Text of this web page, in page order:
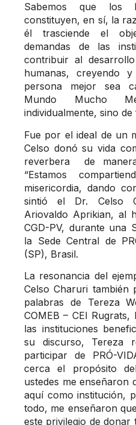
Sabemos que los
constituyen, en sí, la
él trasciende el
demandas de las
contribuir al
humanas, creyendo
persona mejor sea
Mundo Mucho
individualmente, sino
Fue por el ideal de un
Celso donó su vida
reverbera de
“Estamos
misericordia, dando
sintió el Dr. Celso
Ariovaldo Aprikian, al
CGD-PV, durante una
la Sede Central de
(SP), Brasil.
La resonancia del
Celso Charuri también
palabras de Tereza
COMEB – CEI
las instituciones
su discurso, Tereza
participar de PRÓ-
cerca el propósito
ustedes me enseñaron
aquí como institución,
todo, me enseñaron
este privilegio de donar